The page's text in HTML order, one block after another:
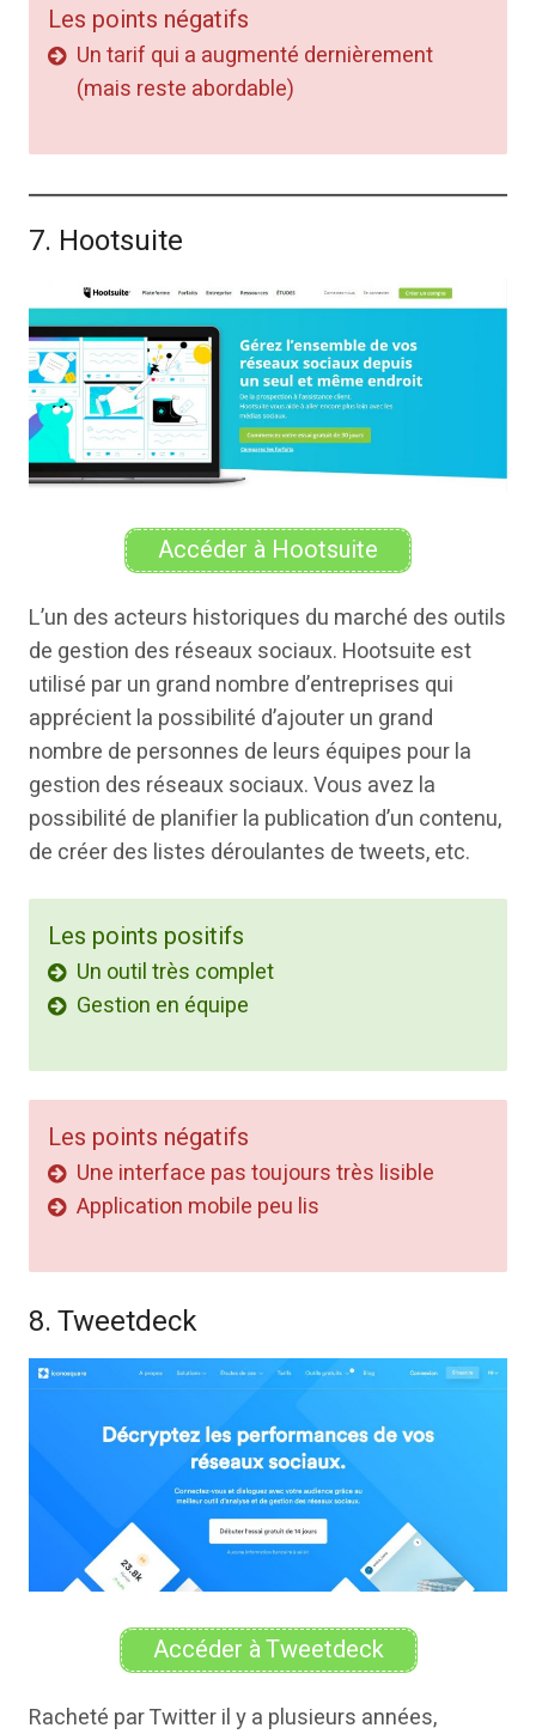
Les points négatifs
Un tarif qui a augmenté dernièrement
(mais reste abordable)
7. Hootsuite
Accéder à Hootsuite
L’un des acteurs historiques du marché des outils
de gestion des réseaux sociaux. Hootsuite est
utilisé par un grand nombre d’entreprises qui
apprécient la possibilité d’ajouter un grand
nombre de personnes de leurs équipes pour la
gestion des réseaux sociaux. Vous avez la
possibilité de planifier la publication d’un contenu,
de créer des listes déroulantes de tweets, etc.
Les points positifs
Un outil très complet
Gestion en équipe
Les points négatifs
Une interface pas toujours très lisible
Application mobile peu lis
8. Tweetdeck
Accéder à Tweetdeck
Racheté par Twitter il y a plusieurs années,